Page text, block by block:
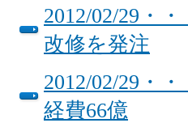
2012/02/29・
改修を発注
2012/02/29・
経費66億